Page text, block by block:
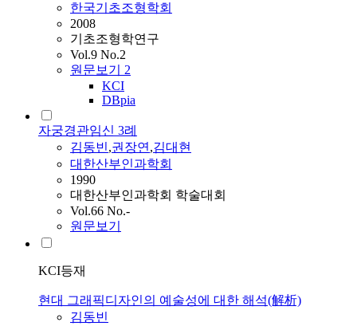
한국기초조형학회
2008
기초조형학연구
Vol.9 No.2
원문보기 2
KCI
DBpia
자궁경관임신 3례
김동빈,권장연,김대현
대한산부인과학회
1990
대한산부인과학회 학술대회
Vol.66 No.-
원문보기
KCI등재
현대 그래픽디자인의 예술성에 대한 해석(解析)
김동빈